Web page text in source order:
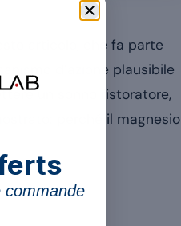
articolo, che fa parte
d’azione plausibile
un sonno ristoratore,
perché il magnesio
commande